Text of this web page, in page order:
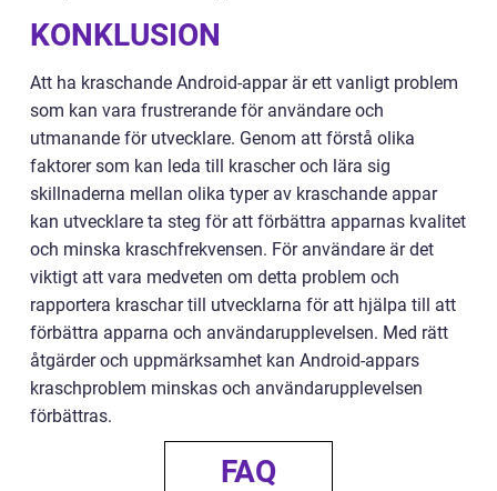
KONKLUSION
Att ha kraschande Android-appar är ett vanligt problem
som kan vara frustrerande för användare och
utmanande för utvecklare. Genom att förstå olika
faktorer som kan leda till krascher och lära sig
skillnaderna mellan olika typer av kraschande appar
kan utvecklare ta steg för att förbättra apparnas kvalitet
och minska kraschfrekvensen. För användare är det
viktigt att vara medveten om detta problem och
rapportera kraschar till utvecklarna för att hjälpa till att
förbättra apparna och användarupplevelsen. Med rätt
åtgärder och uppmärksamhet kan Android-appars
kraschproblem minskas och användarupplevelsen
förbättras.
FAQ